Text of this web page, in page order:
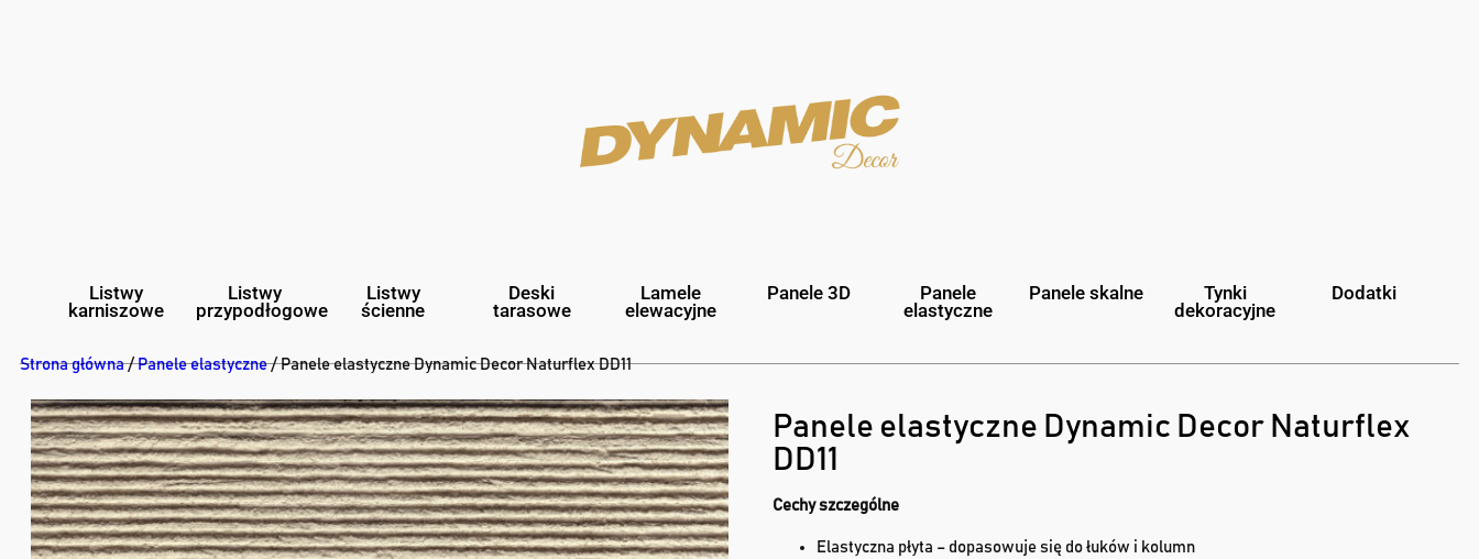
Listwy
karniszowe
Listwy
przypodłogowe
Listwy
ścienne
Deski
tarasowe
Lamele
elewacyjne
Panele 3D
Panele
elastyczne
Panele skalne
Tynki
dekoracyjne
Dodatki
Strona główna/Panele elastyczne/ Panele elastyczne Dynamic Decor Naturflex DD11
Panele elastyczne Dynamic Decor Naturflex
DD11
Cechy szczególne
Elastyczna płyta – dopasowuje się do łuków i kolumn